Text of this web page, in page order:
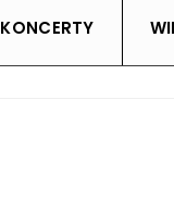
KONCERTY